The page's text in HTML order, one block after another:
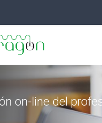
on-line del